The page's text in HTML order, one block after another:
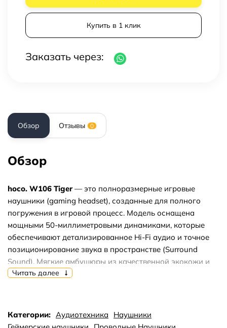
Купить в 1 клик
Заказать через:
Обзор Отзывы 0
Обзор
hoco. W106 Tiger— это полноразмерные игровые
наушники (gaming headset), созданные для полного
погружения в игровой процесс. Модель оснащена
мощными 50-миллиметровыми динамиками, которые
обеспечивают детализированное Hi-Fi аудио и точное
позиционирование звука в пространстве (Surround
Sound). Мягкие амбушюры из качественной экокожи и
регулируемое оголовье гарантируют комфорт во время
передачи голоса и удобным пультом регулировки
громкости на кабеле. Благодаря входящему в комплект
Читать далее
Категории: Аудиотехника
Наушники